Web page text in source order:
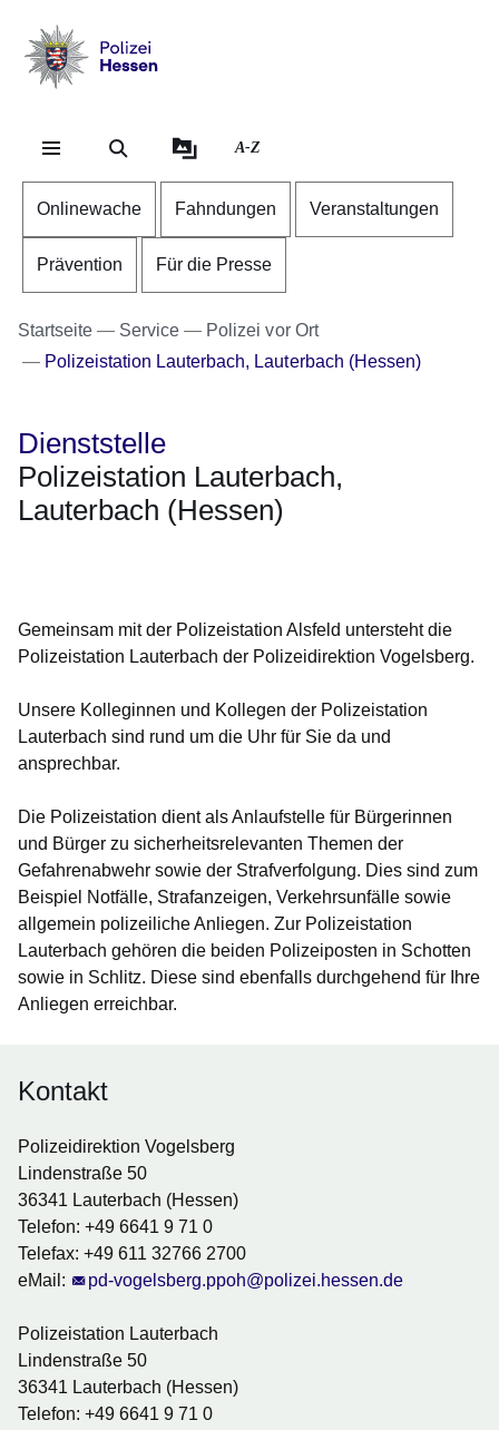
Hessen
A-Z
Onlinewache Fahndungen Veranstaltungen
Prävention Für die Presse
Startseite Service
Polizei vor Ort
Polizeistation Lauterbach, Lauterbach (Hessen)
Dienststelle
Polizeistation Lauterbach,
Lauterbach (Hessen)
Gemeinsam mit der Polizeistation Alsfeld untersteht die
Polizeistation Lauterbach der Polizeidirektion Vogelsberg.
Unsere Kolleginnen und Kollegen der Polizeistation
Lauterbach sind rund um die Uhr für Sie da und
ansprechbar.
Die Polizeistation dient als Anlaufstelle für Bürgerinnen
und Bürger zu sicherheitsrelevanten Themen der
Gefahrenabwehr sowie der Strafverfolgung. Dies sind zum
Beispiel Notfälle, Strafanzeigen, Verkehrsunfälle sowie
allgemein polizeiliche Anliegen. Zur Polizeistation
Lauterbach gehören die beiden Polizeiposten in Schotten
sowie in Schlitz. Diese sind ebenfalls durchgehend für Ihre
Anliegen erreichbar.
Kontakt
Polizeidirektion Vogelsberg
Lindenstraße 50
36341 Lauterbach (Hessen)
Telefon: +49 6641 9 71 0
Telefax: +49 611 32766 2700
eMail:
pd-vogelsberg.ppoh@polizei.hessen.de
Polizeistation Lauterbach
Lindenstraße 50
36341 Lauterbach (Hessen)
Telefon: +49 6641 9 71 0